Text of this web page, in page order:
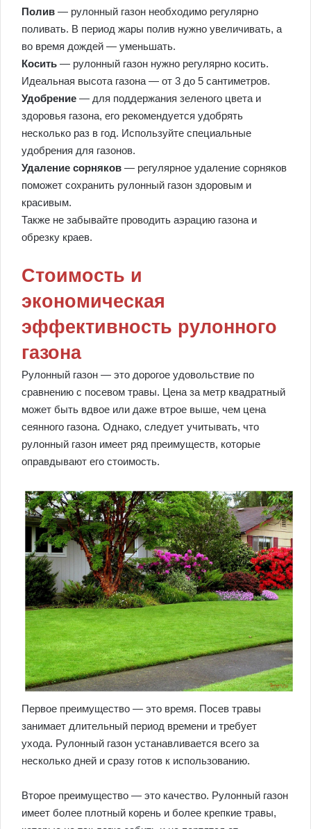
Полив — рулонный газон необходимо регулярно
поливать. В период жары полив нужно увеличивать, а
во время дождей — уменьшать.
Косить — рулонный газон нужно регулярно косить.
Идеальная высота газона — от 3 до 5 сантиметров.
Удобрение — для поддержания зеленого цвета и
здоровья газона, его рекомендуется удобрять
несколько раз в год. Используйте специальные
удобрения для газонов.
Удаление сорняков — регулярное удаление сорняков
поможет сохранить рулонный газон здоровым и
красивым.
Также не забывайте проводить аэрацию газона и
обрезку краев.
Стоимость и
экономическая
эффективность рулонного
газона
Рулонный газон — это дорогое удовольствие по
сравнению с посевом травы. Цена за метр квадратный
может быть вдвое или даже втрое выше, чем цена
сеянного газона. Однако, следует учитывать, что
рулонный газон имеет ряд преимуществ, которые
оправдывают его стоимость.
Первое преимущество — это время. Посев травы
занимает длительный период времени и требует
ухода. Рулонный газон устанавливается всего за
несколько дней и сразу готов к использованию.
Второе преимущество — это качество. Рулонный газон
имеет более плотный корень и более крепкие травы,